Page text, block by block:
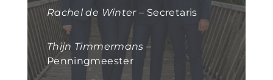
Rachel de Winter– Secretaris
Thijn Timmermans –
Penningmeester